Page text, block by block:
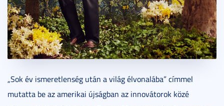
„Sok év ismeretlenség után a világ élvonalába” címmel
mutatta be az amerikai újságban az innovátorok közé